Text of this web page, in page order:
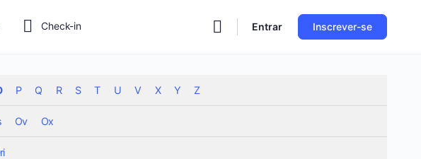
Check-in Entrar Inscrever-se
P Q R S T U V X Y Z
Ov Ox